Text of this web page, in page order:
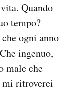
Quando
tempo?
ogni anno
ingenuo,
male che
mi ritroverei